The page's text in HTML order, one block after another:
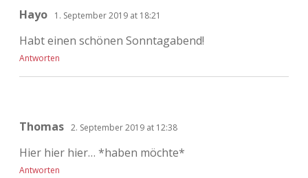
Hayo 1. September 2019 at 18:21
Habt einen schönen Sonntagabend!
Antworten
Thomas 2. September 2019 at 12:38
Hier hier hier… *haben möchte*
Antworten